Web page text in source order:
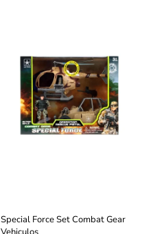
Special Force Set Combat Gear